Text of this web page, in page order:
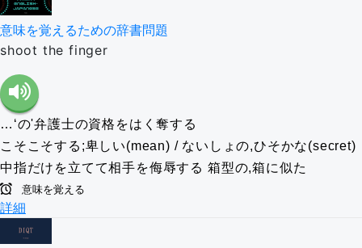
意味を覚えるための辞書問題
shoot the finger
…‘の'弁護士の資格をはく奪する
こそこそする;卑しい(mean) / ないしょの,ひそかな(secret)
中指だけを立てて相手を侮辱する 箱型の,箱に似た
意味を覚える
詳細